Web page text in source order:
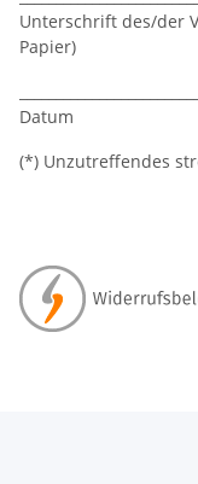
Unterschrift des/der
Papier)
Datum
(*) Unzutreffendes